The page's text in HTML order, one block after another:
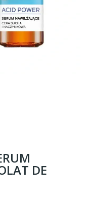
DE